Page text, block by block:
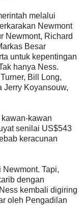
melalui
Newmont
Newmont, Richard
Besar
untuk kepentingan
hanya Ness.
Bill Long,
Jerry Koyansouw,
kawan
senilai US$543
keracunan
Tapi,
dengan
kembali digiring
oleh Pengadilan